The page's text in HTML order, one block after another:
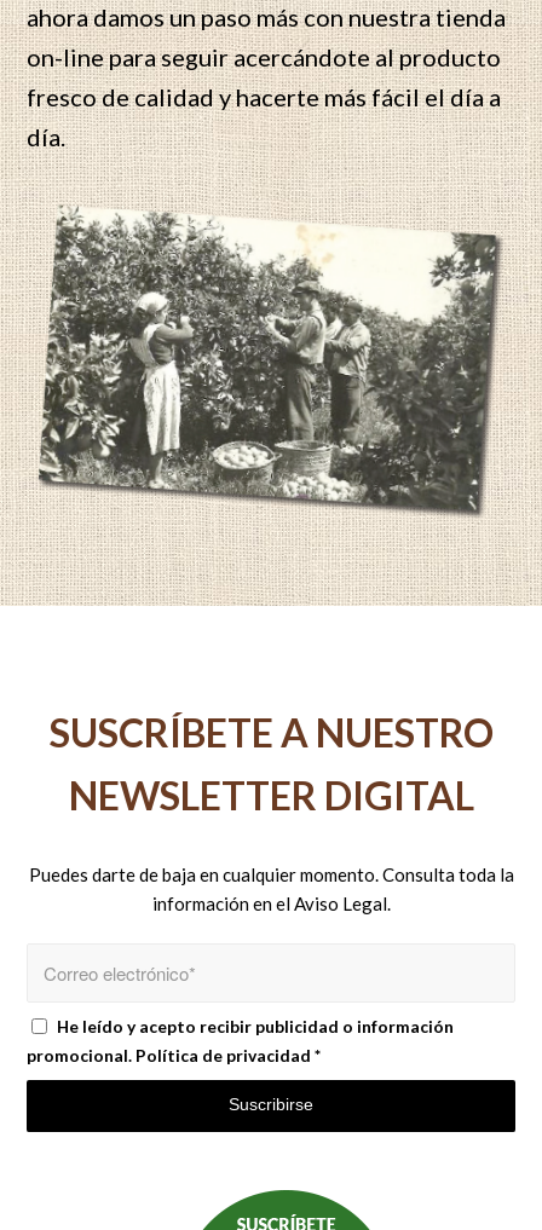
ahora damos un paso más con nuestra tienda
on-line para seguir acercándote al producto
fresco de calidad y hacerte más fácil el día a
día.
SUSCRÍBETE A NUESTRO
NEWSLETTER DIGITAL
Puedes darte de baja en cualquier momento. Consulta toda la
información en elAviso Legal.
He leído y acepto recibir publicidad o información
promocional. Política de privacidad *